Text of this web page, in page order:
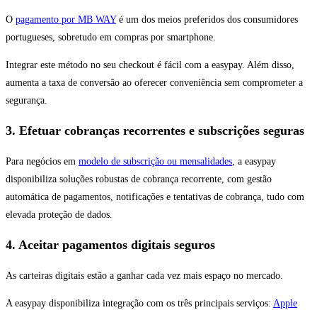
O pagamento por MB WAYé um dos meios preferidos dos consumidores
portugueses, sobretudo em compras por smartphone.
Integrar este método no seu checkout é fácil com a easypay. Além disso,
aumenta a taxa de conversão ao oferecer conveniência sem comprometer a
segurança.
3. Efetuar cobranças recorrentes e subscrições seguras
Para negócios em modelo de subscrição ou mensalidades, a easypay
disponibiliza soluções robustas de cobrança recorrente, com gestão
automática de pagamentos, notificações e tentativas de cobrança, tudo com
elevada proteção de dados.
4. Aceitar pagamentos digitais seguros
As carteiras digitais estão a ganhar cada vez mais espaço no mercado.
A easypay disponibiliza integração com os três principais serviços: Apple